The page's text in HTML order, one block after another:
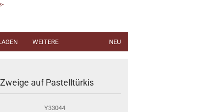
NEU
WEITERE
auf Pastelltürkis
Y33044